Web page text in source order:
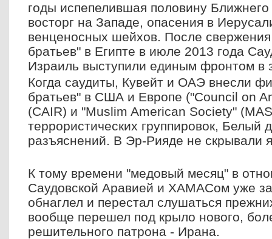
годы испепелившая половину
восторг на Западе, опасения в
венценосных шейхов. После
братьев" в Египте в июле 2013 года
Израиль выступили единым фронтом в
Когда саудиты, Кувейт и ОАЭ внесли
братьев" в США и Европе ("Council on
(CAIR) и "Muslim American Society"
террористических группировок, Белый
разъяснений. В Эр-Рияде не скрывали
К тому времени "медовый месяц" в
Саудовской Аравией и ХАМАСом уже
обнаглел и перестал слушаться
вообще перешел под крыло нового,
решительного патрона - Ирана.